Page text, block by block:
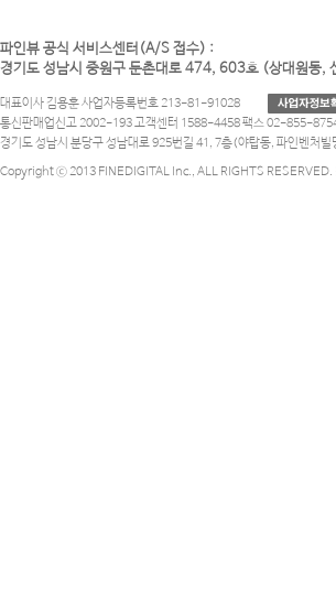
파인뷰 공식 서비스센터(A/S 접수) :
경기도 성남시 중원구 둔촌대로 474, 603호 (상대원동,
대표이사 김용훈 사업자등록번호 213-81-91028
통신판매업신고 2002-193 고객센터 1588-4458 팩스 02-855-
경기도 성남시 분당구 성남대로 925번길 41, 7층(야탑동, 파인벤처빌
Copyright ⓒ 2013 FINEDIGITAL Inc., ALL RIGHTS RESERVED.